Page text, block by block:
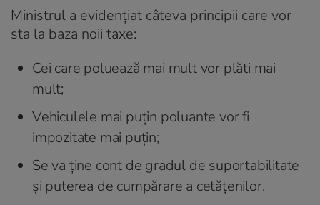
Ministrul a evidențiat câteva principii care vor
sta la baza noii taxe:
Cei care poluează mai mult vor plăti mai
mult;
Vehiculele mai puțin poluante vor fi
impozitate mai puțin;
Se va ține cont de gradul de suportabilitate
și puterea de cumpărare a cetățenilor.